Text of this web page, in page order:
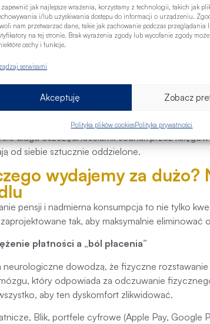
zapewnić jak najlepsze wrażenia, korzystamy z technologii, takich jak
i/lub uzyskiwania dostępu do informacji o urządzeniu.
nam przetwarzać dane, takie jak zachowanie podczas przeglądania
na tej stronie. Brak wyrażenia zgody lub wycofanie zgody
cechy i funkcje.
serwisami
Akceptuję Zobacz
Polityka plików cookiesPolityka prywatności
ocenić, że właśnie wydał 450 zł na
umysłowa
przez laureata Nagrody Nobla,
w zależności od ich źródła lub przeznaczenia,
Ktoś może pieczołowicie chronić 20 000 zł
utrzymując zadłużenie na karcie
15 000 zł. Z czysto finansowego punktu
długu oszczędnościami. Jednak przez
od siebie sztucznie oddzielone.
wydajemy za
pensji i nadmierna konsumpcja to nie tylko
zaprojektowane tak, aby maksymalnie
płatności a „ból płacenia”
neurologiczne dowodzą, że fizyczne
który odpowiada za odczuwanie
aby ten dyskomfort zlikwidować.
Blik, portfele cyfrowe (Apple Pay, Google